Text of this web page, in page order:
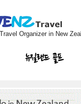
Organizer in New
뉴질랜드 골프